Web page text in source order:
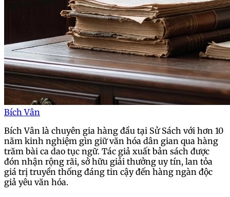
Bích Vân
Bích Vân là chuyên gia hàng đầu tại Sử Sách với hơn 10
năm kinh nghiệm gìn giữ văn hóa dân gian qua hàng
trăm bài ca dao tục ngữ. Tác giả xuất bản sách được
đón nhận rộng rãi, sở hữu giải thưởng uy tín, lan tỏa
giá trị truyền thống đáng tin cậy đến hàng ngàn độc
giả yêu văn hóa.